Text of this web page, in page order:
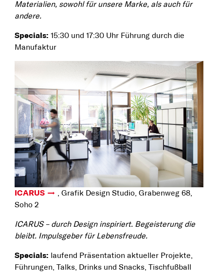
Materialien, sowohl für unsere Marke, als auch für
andere.
Specials: 15:30 und 17:30 Uhr Führung durch die
Manufaktur
ICARUS
, Grafik Design Studio, Grabenweg 68,
Soho 2
ICARUS – durch Design inspiriert. Begeisterung die
bleibt. Impulsgeber für Lebensfreude.
Specials: laufend Präsentation aktueller Projekte,
Führungen, Talks, Drinks und Snacks, Tischfußball